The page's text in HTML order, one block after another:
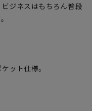
ジネスはもちろん普段
ット仕様。